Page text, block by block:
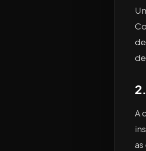
A